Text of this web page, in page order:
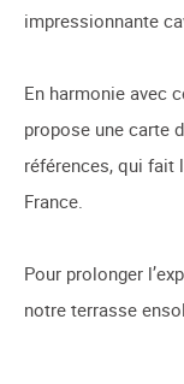
impressionnante
En harmonie avec
propose une carte
références, qui fait
France.
Pour prolonger
notre terrasse